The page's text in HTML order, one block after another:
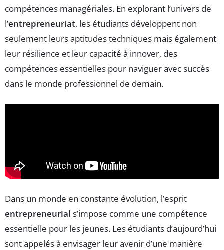
compétences managériales. En explorant l’univers de
l’entrepreneuriat, les étudiants développent non
seulement leurs aptitudes techniques mais également
leur résilience et leur capacité à innover, des
compétences essentielles pour naviguer avec succès
dans le monde professionnel de demain.
Dans un monde en constante évolution, l’esprit
entrepreneurial s’impose comme une compétence
essentielle pour les jeunes. Les étudiants d’aujourd’hui
sont appelés à envisager leur avenir d’une manière